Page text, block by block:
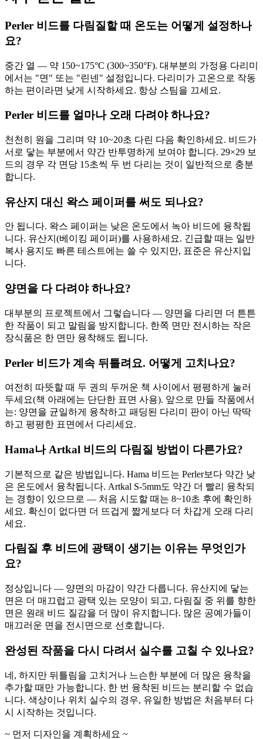
Perler 비드를 다림질할 때 온도는 어떻게 설정하나
요?
중간 열 — 약 150~175°C (300~350°F). 대부분의 가정용 다리미
에서는 "면" 또는 "린넨" 설정입니다. 다리미가 고온으로 작동
하는 편이라면 낮게 시작하세요. 항상 스팀을 끄세요.
Perler 비드를 얼마나 오래 다려야 하나요?
천천히 원을 그리며 약 10~20초 다린 다음 확인하세요. 비드가
서로 닿는 부분에서 약간 반투명하게 보여야 합니다. 29×29 보
드의 경우 각 면당 15초씩 두 번 다리는 것이 일반적으로 충분
합니다.
유산지 대신 왁스 페이퍼를 써도 되나요?
안 됩니다. 왁스 페이퍼는 낮은 온도에서 녹아 비드에 융착됩
니다. 유산지(베이킹 페이퍼)를 사용하세요. 긴급할 때는 일반
복사 용지도 빠른 테스트에는 쓸 수 있지만, 표준은 유산지입
니다.
양면을 다 다려야 하나요?
대부분의 프로젝트에서 그렇습니다 — 양면을 다리면 더 튼튼
한 작품이 되고 말림을 방지합니다. 한쪽 면만 전시하는 작은
장식품은 한 면만 융착해도 됩니다.
Perler 비드가 계속 뒤틀려요. 어떻게 고치나요?
여전히 따뜻할 때 두 권의 두꺼운 책 사이에서 평평하게 눌러
두세요(책 아래에는 단단한 표면 사용). 앞으로 만들 작품에서
는: 양면을 균일하게 융착하고 패딩된 다리미 판이 아닌 딱딱
하고 평평한 표면에서 다리세요.
Hama나 Artkal 비드의 다림질 방법이 다른가요?
기본적으로 같은 방법입니다. Hama 비드는 Perler보다 약간 낮
은 온도에서 융착됩니다. Artkal S-5mm도 약간 더 빨리 융착되
는 경향이 있으므로 — 처음 시도할 때는 8~10초 후에 확인하
세요. 확신이 없다면 더 뜨겁게 짧게보다 더 차갑게 오래 다리
세요.
다림질 후 비드에 광택이 생기는 이유는 무엇인가
요?
정상입니다 — 양면의 마감이 약간 다릅니다. 유산지에 닿는
면은 더 매끄럽고 광택 있는 모양이 되고, 다림질 중 위를 향한
면은 원래 비드 질감을 더 많이 유지합니다. 많은 공예가들이
매끄러운 면을 전시면으로 선호합니다.
완성된 작품을 다시 다려서 실수를 고칠 수 있나요?
네, 하지만 뒤틀림을 고치거나 느슨한 부분에 더 많은 융착을
추가할 때만 가능합니다. 한 번 융착된 비드는 분리할 수 없습
니다. 색상이나 위치 실수의 경우, 유일한 방법은 처음부터 다
시 시작하는 것입니다.
~ 먼저 디자인을 계획하세요 ~